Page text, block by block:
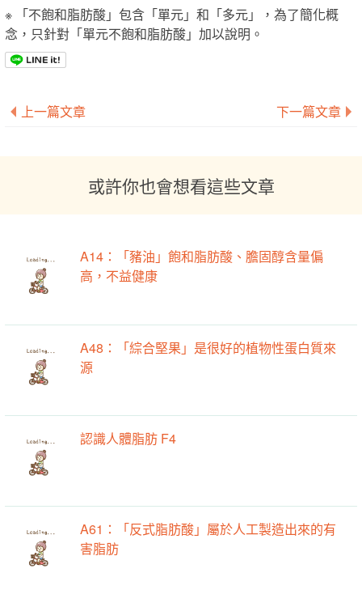
※ 「不飽和脂肪酸」包含「單元」和「多元」，為了簡化概
念，只針對「單元不飽和脂肪酸」加以說明。
上一篇文章 下一篇文章
或許你也會想看這些文章
A14：「豬油」飽和脂肪酸、膽固醇含量偏
高，不益健康
A48：「綜合堅果」是很好的植物性蛋白質來
源
認識人體脂肪 F4
A61：「反式脂肪酸」屬於人工製造出來的有
害脂肪